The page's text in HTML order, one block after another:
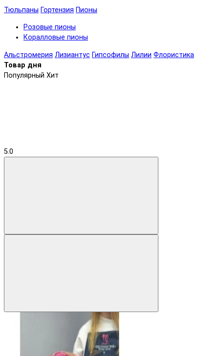
Тюльпаны Гортензия Пионы
Розовые пионы
Коралловые пионы
Альстромерия Лизиантус Гипсофилы Лилии Флористика
Товар дня
Популярный Хит
5.0